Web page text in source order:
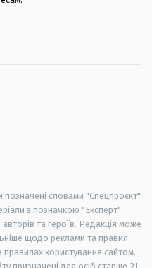
позначені словами "Спецпроєкт"
з позначкою "Експерт",
та героїв. Редакція може
щодо реклами та правил
користування сайтом.